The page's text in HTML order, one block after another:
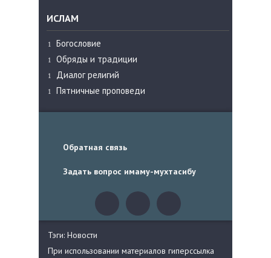
ИСЛАМ
Богословие
Обряды и традиции
Диалог религий
Пятничные проповеди
Обратная связь
Задать вопрос имаму-мухтасибу
Тэги: Новости
При использовании материалов гиперссылка